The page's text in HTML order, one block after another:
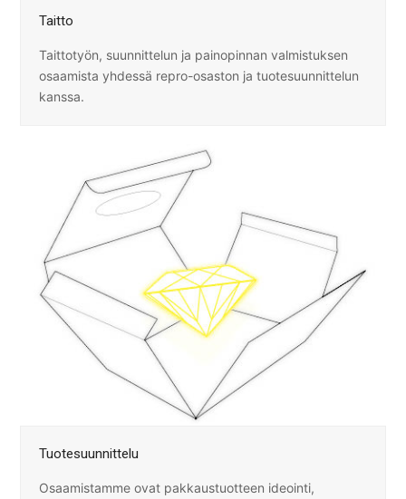
Taitto
Taittotyön, suunnittelun ja painopinnan valmistuksen
osaamista yhdessä repro-osaston ja tuotesuunnittelun
kanssa.
Tuotesuunnittelu
Osaamistamme ovat pakkaustuotteen ideointi,